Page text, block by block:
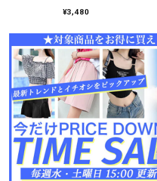
め 大人 かわいい おし
エスト ウエストゴム
フェミニン 通勤 通学
上品 大人可愛い 大人
女子 [LW-CFK007]
¥3,480